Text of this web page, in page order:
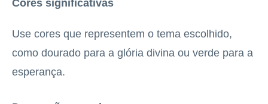
Cores significativas
Use cores que representem o tema escolhido,
como dourado para a glória divina ou verde para a
esperança.